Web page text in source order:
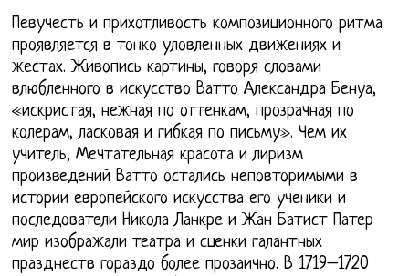
Певучесть и прихотливость композиционного ритма
проявляется в тонко уловленных движениях и
жестах. Живопись картины, говоря словами
влюбленного в искусство Ватто Александра Бенуа,
«искристая, нежная по оттенкам, прозрачная по
колерам, ласковая и гибкая по письму». Чем их
учитель, Мечтательная красота и лиризм
произведений Ватто остались неповторимыми в
истории европейского искусства его ученики и
последователи Никола Ланкре и Жан Батист Патер
мир изображали театра и сценки галантных
празднеств гораздо более прозаично. В 1719–1720